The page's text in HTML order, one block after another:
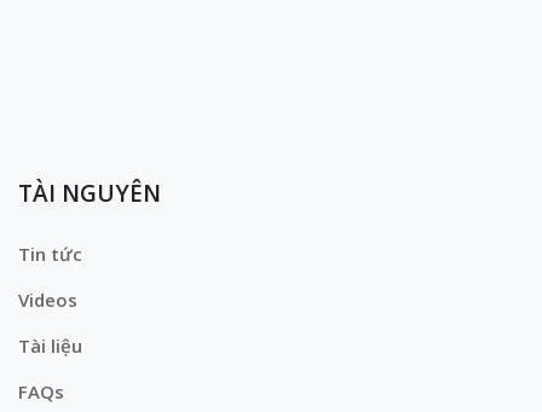
TÀI NGUYÊN
Tin tức
Videos
Tài liệu
FAQs